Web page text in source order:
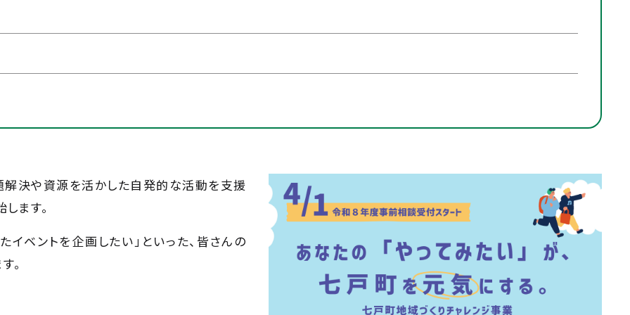
解決や資源を活かした自発的な活動を支援
ます。
イベントを企画したい」といった、皆さんの
。